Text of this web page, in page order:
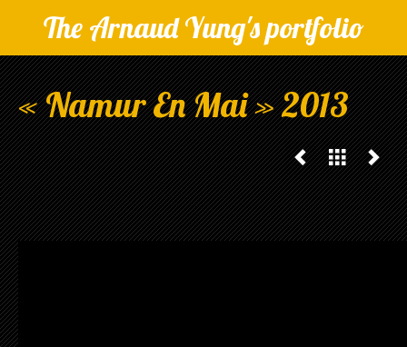
The Arnaud Yung's portfolio
« Namur En Mai » 2013